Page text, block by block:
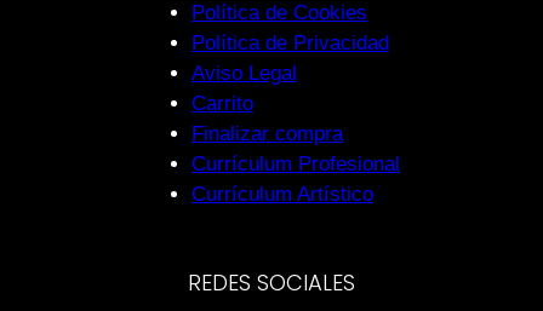
Política de Cookies
Política de Privacidad
Aviso Legal
Carrito
Finalizar compra
Currículum Profesional
Currículum Artístico
REDES SOCIALES